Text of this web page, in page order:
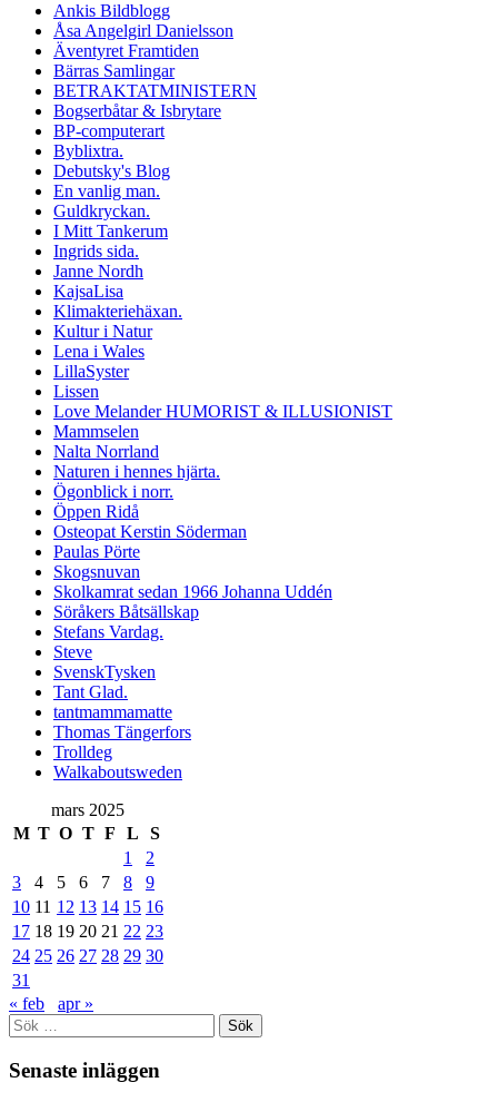
Ankis Bildblogg
Åsa Angelgirl Danielsson
Äventyret Framtiden
Bärras Samlingar
BETRAKTATMINISTERN
Bogserbåtar & Isbrytare
BP-computerart
Byblixtra.
Debutsky's Blog
En vanlig man.
Guldkryckan.
I Mitt Tankerum
Ingrids sida.
Janne Nordh
KajsaLisa
Klimakteriehäxan.
Kultur i Natur
Lena i Wales
LillaSyster
Lissen
Love Melander HUMORIST & ILLUSIONIST
Mammselen
Nalta Norrland
Naturen i hennes hjärta.
Ögonblick i norr.
Öppen Ridå
Osteopat Kerstin Söderman
Paulas Pörte
Skogsnuvan
Skolkamrat sedan 1966 Johanna Uddén
Söråkers Båtsällskap
Stefans Vardag.
Steve
SvenskTysken
Tant Glad.
tantmammamatte
Thomas Tängerfors
Trolldeg
Walkaboutsweden
mars 2025
M T O T F L
S
1
2
3
4 5 6 7 8
9
10 11 12 13 14 15 16
17 18 19 20 21 22 23
24 25 26 27 28 29 30
31
« feb
apr »
Sök
efter:
Senaste inläggen